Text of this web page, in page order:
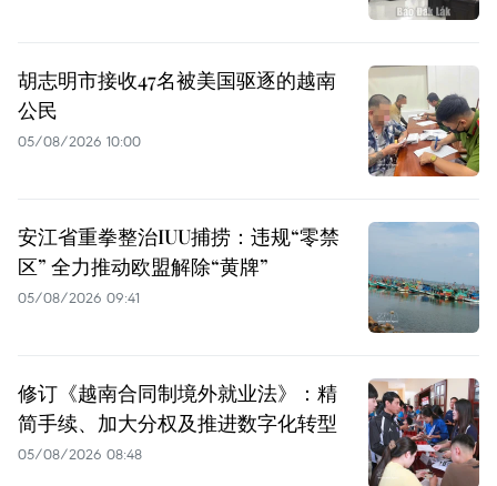
胡志明市接收47名被美国驱逐的越南
公民
05/08/2026 10:00
安江省重拳整治IUU捕捞：违规“零禁
区” 全力推动欧盟解除“黄牌”
05/08/2026 09:41
修订《越南合同制境外就业法》：精
简手续、加大分权及推进数字化转型
05/08/2026 08:48